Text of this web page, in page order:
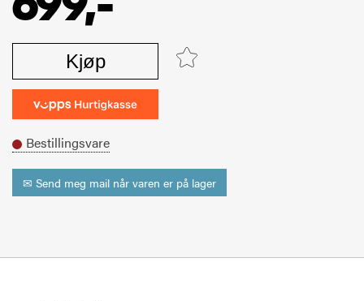
Kjøp
Bestillingsvare
✉ Send meg mail når varen er på lager